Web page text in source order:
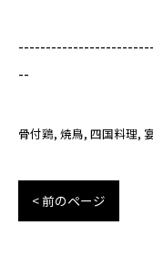
--
骨付鶏 焼鳥 四国料理
< 前のページ